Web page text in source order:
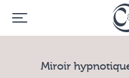
Miroir